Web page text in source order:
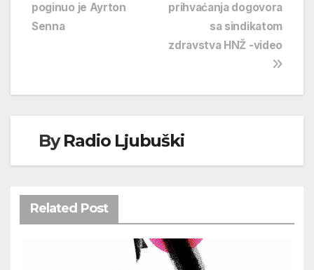
objava
prihvaćanja dogovora
sa sindikatom
zdravstva HNŽ -video
poginuo je Ayrton
Senna
ByRadio Ljubuški
Related Post